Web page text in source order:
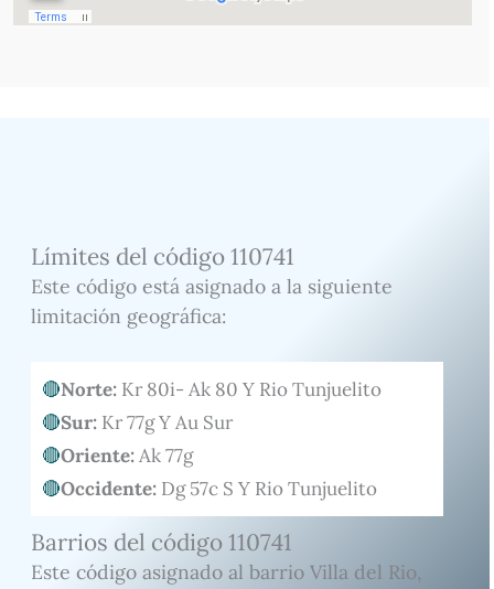
Límites del código 110741
Este código está asignado a la siguiente
limitación geográfica:
Norte:Kr 80i- Ak 80 Y Rio Tunjuelito
Sur: Kr 77g Y Au Sur
Oriente:Ak 77g
Occidente:Dg 57c S Y Rio Tunjuelito
Barrios del código 110741
Este código asignado al barrio Villa del Rio,